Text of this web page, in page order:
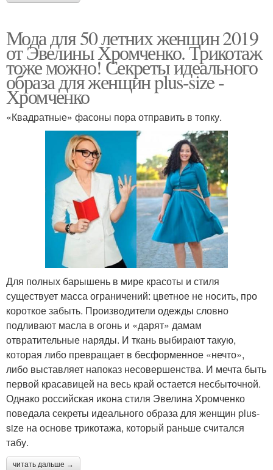
Мода для 50 летних женщин 2019
от Эвелины Хромченко. Трикотаж
тоже можно! Секреты идеального
образа для женщин plus-size -
Хромченко
«Квадратные» фасоны пора отправить в топку.
Для полных барышень в мире красоты и стиля
существует масса ограничений: цветное не носить, про
короткое забыть. Производители одежды словно
подливают масла в огонь и «дарят» дамам
отвратительные наряды. И ткань выбирают такую,
которая либо превращает в бесформенное «нечто»,
либо выставляет напоказ несовершенства. И мечта быть
первой красавицей на весь край остается несбыточной.
Однако российская икона стиля Эвелина Хромченко
поведала секреты идеального образа для женщин plus-
size на основе трикотажа, который раньше считался
табу.
читать дальше →